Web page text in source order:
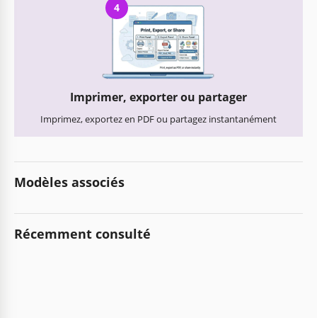
4
Imprimer, exporter ou partager
Imprimez, exportez en PDF ou partagez instantanément
Modèles associés
Récemment consulté